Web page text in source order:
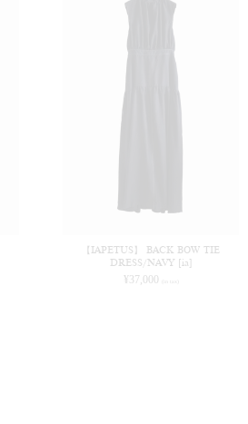
【IAPETUS】 BACK BOW TIE
DRESS/NAVY [ia]
¥ 37,000 (in tax)